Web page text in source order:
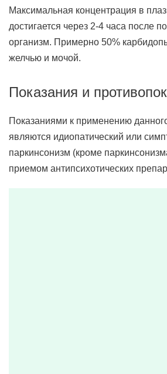
Максимальная концентрация в
достигается через 2-4 часа после
организм. Примерно 50%
желчью и мочой.
Показания и
Показаниями к применению
являются идиопатический или
паркинсонизм (кроме
приемом антипсихотических